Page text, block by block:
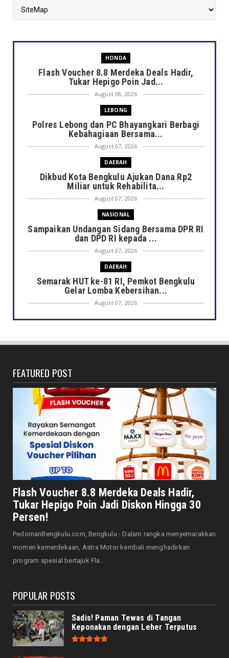
HONDA
Flash Voucher 8.8 Merdeka Deals Hadir,
Tukar Hepigo Poin Jad...
August 08, 2026
LEBONG
Polres Lebong dan PC Bhayangkari Berbagi
Kebahagiaan Bersama...
August 07, 2026
DAERAH
Dikbud Kota Bengkulu Ajukan Dana Rp2
Miliar untuk Rehabilita...
August 07, 2026
NASIONAL
Sampaikan Undangan Sidang Bersama DPR RI
dan DPD RI kepada ...
August 07, 2026
DAERAH
Semarak HUT ke-81 RI, Pemkot Bengkulu
Gelar Lomba Kebersihan...
August 07, 2026
DAERAH
Jangan Pasang Bende...
Bersama Forkopimda, Walikota – Wawali
Bagikan 5.000 Bendera ...
August 07, 2026
JELAJAH
Saat Amal Masjid Keliru, Nasib Negeri
Mengharu-biru
August 07, 2026
HONDA
Honda CUV e: Motor Listrik Canggih, Penuh
Keunggulan dan Sia...
Servis Bukan Saat Rusak: Astra Motor
Bengkulu Ingatkan Penti...
August 07, 2026
FEATURED POST
Flash Voucher 8.8 Merdeka Deals Hadir,
Tukar Hepigo Poin Jadi Diskon Hingga 30
Persen!
PedomanBengkulu.com, Bengkulu - Dalam rangka menyemarakkan
momen kemerdekaan, Astra Motor kembali menghadirkan
program spesial bertajuk Fla...
POPULAR POSTS
Sadis! Paman Tewas di Tangan
Keponakan dengan Leher Terputus